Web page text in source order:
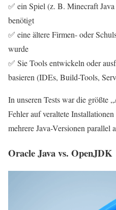
✅ ein Spiel (z. B. Minecraft
benötigt
✅ eine ältere Firmen- oder
wurde
✅ Sie Tools entwickeln oder
basieren (IDEs, Build-Tools,
In unseren Tests war die größte
Fehler auf veraltete
mehrere Java-Versionen parallel
Oracle Java vs. OpenJDK